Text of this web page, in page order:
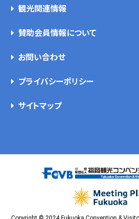
観光関連情報
賛助会員情報について
お問い合わせ
プライバシーポリシー
サイトマップ